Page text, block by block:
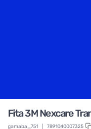
Fita 3M Nexcare
gamaba_751 7891040007325